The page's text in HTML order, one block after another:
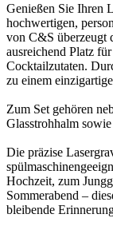
Genießen Sie Ihren
hochwertigen,
von C&S überzeugt
ausreichend Platz
Cocktailzutaten.
zu einem
Zum Set gehören
Glasstrohhalm
Die präzise
Hochzeit, zum
Sommerabend –
bleibende